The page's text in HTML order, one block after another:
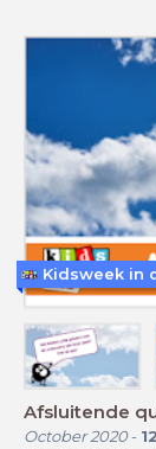
Afsluitende
October 2020- 12
Kidsweek in